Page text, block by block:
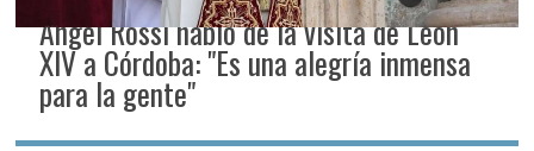
Ángel Rossi habló de la visita de León
XIV a Córdoba: "Es una alegría inmensa
para la gente"